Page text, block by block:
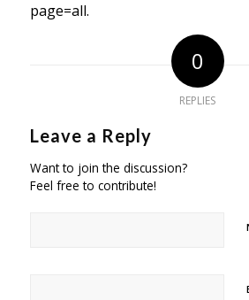
page=all.
0
REPLIES
Leave a Reply
Want to join the discussion?
Feel free to contribute!